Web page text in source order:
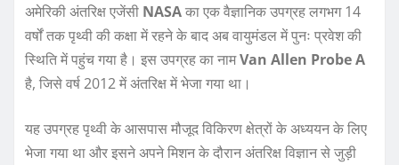
अमेरिकी अंतरिक्ष एजेंसी NASAका एक वैज्ञानिक उपग्रह लगभग 14
वर्षों तक पृथ्वी की कक्षा में रहने के बाद अब वायुमंडल में पुनः प्रवेश की
स्थिति में पहुंच गया है। इस उपग्रह का नामVan Allen Probe A
है, जिसे वर्ष 2012 में अंतरिक्ष में भेजा गया था।
यह उपग्रह पृथ्वी के आसपास मौजूद विकिरण क्षेत्रों के अध्ययन के लिए
भेजा गया था और इसने अपने मिशन के दौरान अंतरिक्ष विज्ञान से जुड़ी